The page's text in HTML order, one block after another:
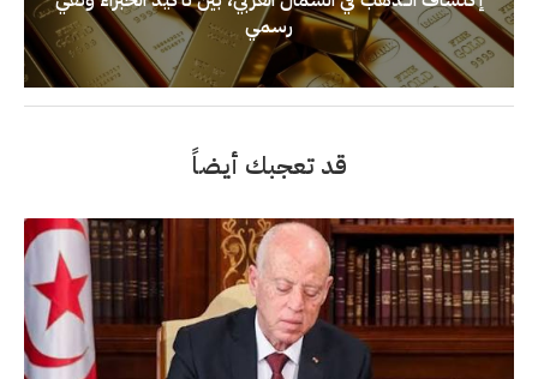
رسمي
قد تعجبك أيضاً